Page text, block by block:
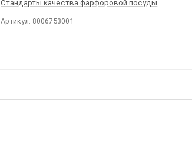
Стандарты качества фарфоровой посуды
Артикул: 8006753001